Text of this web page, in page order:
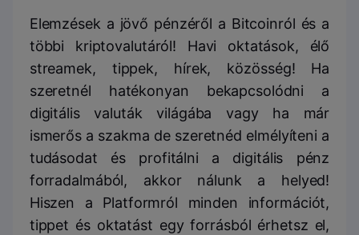
Elemzések a jövő pénzéről a Bitcoinról és a
többi kriptovalutáról! Havi oktatások, élő
streamek, tippek, hírek, közösség! Ha
szeretnél hatékonyan bekapcsolódni a
digitális valuták világába vagy ha már
ismerős a szakma de szeretnéd elmélyíteni a
tudásodat és profitálni a digitális pénz
forradalmából, akkor nálunk a helyed!
Hiszen a Platformról minden információt,
tippet és oktatást egy forrásból érhetsz el,